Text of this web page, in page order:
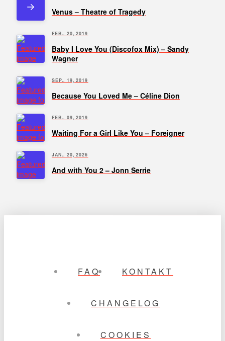
Venus – Theatre of Tragedy
FEB.. 20, 2019
Baby I Love You (Discofox Mix) – Sandy
Wagner
SEP.. 19, 2019
Because You Loved Me – Céline Dion
FEB.. 09, 2019
Waiting For a Girl Like You – Foreigner
JAN.. 20, 2026
And with You 2 – Jonn Serrie
FAQ KONTAKT
CHANGELOG
COOKIES